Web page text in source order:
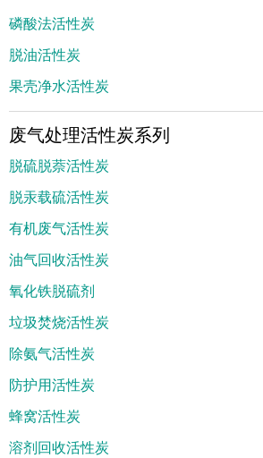
磷酸法活性炭
脱油活性炭
果壳净水活性炭
废气处理活性炭系列
脱硫脱萘活性炭
脱汞载硫活性炭
有机废气活性炭
油气回收活性炭
氧化铁脱硫剂
垃圾焚烧活性炭
除氨气活性炭
防护用活性炭
蜂窝活性炭
溶剂回收活性炭